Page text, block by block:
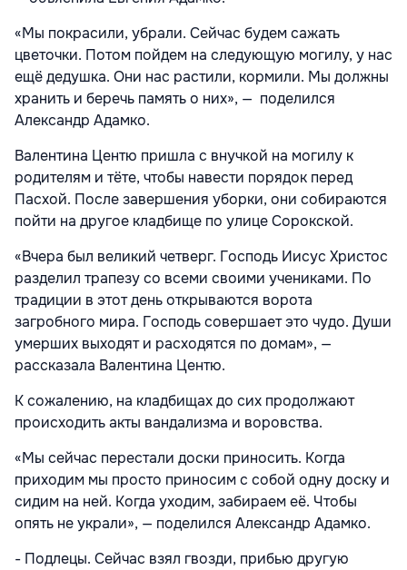
«Мы покрасили, убрали. Сейчас будем сажать
цветочки. Потом пойдем на следующую могилу, у нас
ещё дедушка. Они нас растили, кормили. Мы должны
хранить и беречь память о них», — поделился
Александр Адамко.
Валентина Центю пришла с внучкой на могилу к
родителям и тёте, чтобы навести порядок перед
Пасхой. После завершения уборки, они собираются
пойти на другое кладбище по улице Сорокской.
«Вчера был великий четверг. Господь Иисус Христос
разделил трапезу со всеми своими учениками. По
традиции в этот день открываются ворота
загробного мира. Господь совершает это чудо. Души
умерших выходят и расходятся по домам», —
рассказала Валентина Центю.
К сожалению, на кладбищах до сих продолжают
происходить акты вандализма и воровства.
«Мы сейчас перестали доски приносить. Когда
приходим мы просто приносим с собой одну доску и
сидим на ней. Когда уходим, забираем её. Чтобы
опять не украли», — поделился Александр Адамко.
- Подлецы. Сейчас взял гвозди, прибью другую